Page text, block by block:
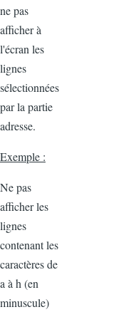
ne pas
afficher à
l'écran les
lignes
sélectionnées
par la partie
adresse.
Exemple :
Ne pas
afficher les
lignes
contenant les
caractères de
a à h (en
minuscule)